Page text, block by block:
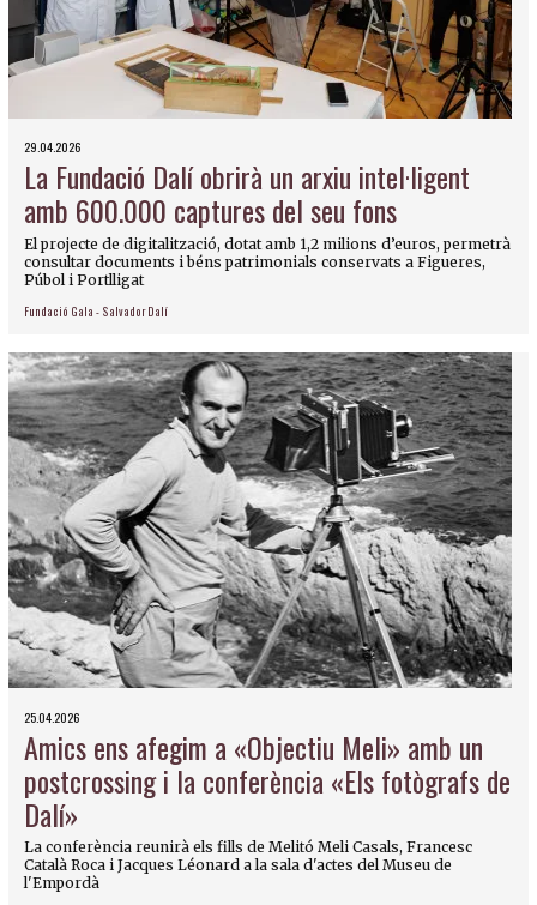
29.04.2026
La Fundació Dalí obrirà un arxiu intel·ligent
amb 600.000 captures del seu fons
El projecte de digitalització, dotat amb 1,2 milions d’euros, permetrà
consultar documents i béns patrimonials conservats a Figueres,
Púbol i Portlligat
Fundació Gala - Salvador Dalí
25.04.2026
Amics ens afegim a «Objectiu Meli» amb un
postcrossing i la conferència «Els fotògrafs de
Dalí»
La conferència reunirà els fills de Melitó Meli Casals, Francesc
Català Roca i Jacques Léonard a la sala d'actes del Museu de
l'Empordà